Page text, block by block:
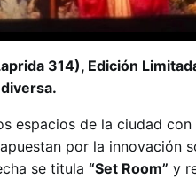
314), Edición
espacios de la ciudad con
por la innovación
se titula “Set Room” y